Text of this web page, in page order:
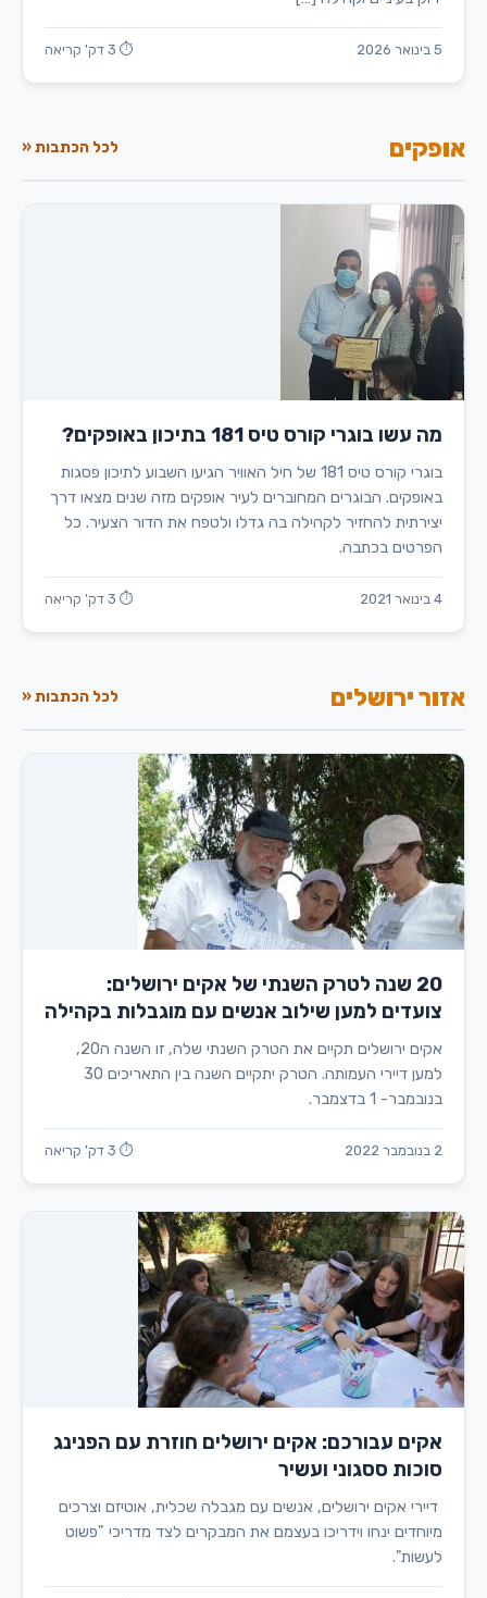
5 בינואר 2026 ⏱ 3 דק' קריאה
אופקים לכל הכתבות «
מה עשו בוגרי קורס טיס 181 בתיכון באופקים?
בוגרי קורס טיס 181 של חיל האוויר הגיעו השבוע לתיכון פסגות
באופקים. הבוגרים המחוברים לעיר אופקים מזה שנים מצאו דרך
יצירתית להחזיר לקהילה בה גדלו ולטפח את הדור הצעיר. כל
הפרטים בכתבה.
4 בינואר 2021 ⏱ 3 דק' קריאה
אזור ירושלים לכל הכתבות «
20 שנה לטרק השנתי של אקים ירושלים:
צועדים למען שילוב אנשים עם מוגבלות בקהילה
אקים ירושלים תקיים את הטרק השנתי שלה, זו השנה ה20,
למען דיירי העמותה. הטרק יתקיים השנה בין התאריכים 30
בנובמבר- 1 בדצמבר.
2 בנובמבר 2022 ⏱ 3 דק' קריאה
אקים עבורכם: אקים ירושלים חוזרת עם הפנינג
סוכות ססגוני ועשיר
דיירי אקים ירושלים, אנשים עם מגבלה שכלית, אוטיזם וצרכים
מיוחדים ינחו וידריכו בעצמם את המבקרים לצד מדריכי "פשוט
לעשות".